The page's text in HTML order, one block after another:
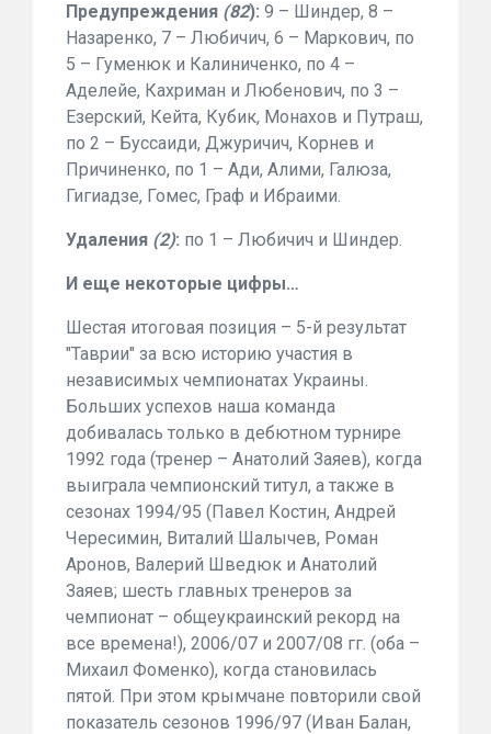
Предупреждения (82): 9 – Шиндер, 8 –
Назаренко, 7 – Любичич, 6 – Маркович, по
5 – Гуменюк и Калиниченко, по 4 –
Аделейе, Кахриман и Любенович, по 3 –
Езерский, Кейта, Кубик, Монахов и Путраш,
по 2 – Буссаиди, Джуричич, Корнев и
Причиненко, по 1 – Ади, Алими, Галюза,
Гигиадзе, Гомес, Граф и Ибраими.
Удаления (2): по 1 – Любичич и Шиндер.
И еще некоторые цифры…
Шестая итоговая позиция – 5-й результат
"Таврии" за всю историю участия в
независимых чемпионатах Украины.
Больших успехов наша команда
добивалась только в дебютном турнире
1992 года (тренер – Анатолий Заяев), когда
выиграла чемпионский титул, а также в
сезонах 1994/95 (Павел Костин, Андрей
Чересимин, Виталий Шалычев, Роман
Аронов, Валерий Шведюк и Анатолий
Заяев; шесть главных тренеров за
чемпионат – общеукраинский рекорд на
все времена!), 2006/07 и 2007/08 гг. (оба –
Михаил Фоменко), когда становилась
пятой. При этом крымчане повторили свой
показатель сезонов 1996/97 (Иван Балан,